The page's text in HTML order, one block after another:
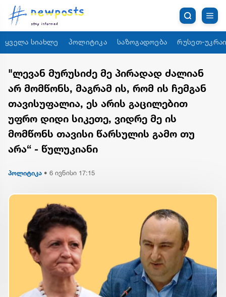
ყველა სიახლე პოლიტიკა საზოგადოება რუსეთ-
"ლევან მურუსიძე მე პირადად ძალიან
არ მომწონს, მაგრამ ის, რომ ის ჩემგან
თავისუფალია, ეს არის გაცილებით
უფრო დიდი სიკეთე, ვიდრე მე ის
მომწონს თავისი წარსულის გამო თუ
არა“ - წულუკიანი
პოლიტიკა • 6 ივნისი 17:15